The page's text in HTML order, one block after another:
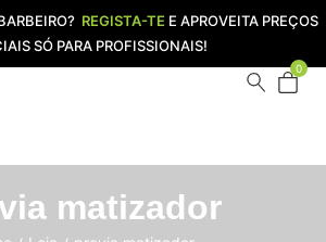
REGISTA-TE E APROVEITA PREÇOS
SÓ PARA PROFISSIONAIS!
0
matizador